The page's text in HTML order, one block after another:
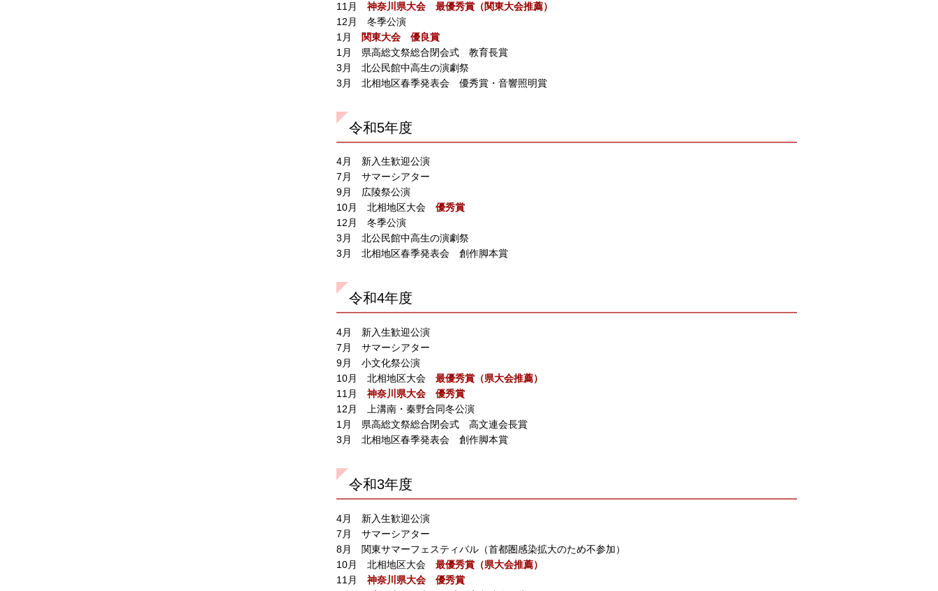
11月 神奈川県大会 最優秀賞（関東大会推薦）
12月 冬季公演
1月 関東大会 優良賞
1月 県高総文祭総合閉会式 教育長賞
3月 北公民館中高生の演劇祭
3月 北相地区春季発表会 優秀賞・音響照明賞
令和5年度
4月 新入生歓迎公演
7月 サマーシアター
9月 広陵祭公演
10月 北相地区大会 優秀賞
12月 冬季公演
3月 北公民館中高生の演劇祭
3月 北相地区春季発表会 創作脚本賞
令和4年度
4月 新入生歓迎公演
7月 サマーシアター
9月 小文化祭公演
10月 北相地区大会 最優秀賞（県大会推薦）
11月 神奈川県大会 優秀賞
12月 上溝南・秦野合同冬公演
1月 県高総文祭総合閉会式 高文連会長賞
3月 北相地区春季発表会 創作脚本賞
令和3年度
4月 新入生歓迎公演
7月 サマーシアター
8月 関東サマーフェスティバル（首都圏感染拡大のため不参加）
10月 北相地区大会 最優秀賞（県大会推薦）
11月 神奈川県大会 優秀賞